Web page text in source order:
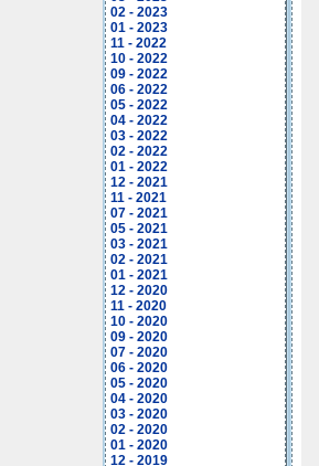
02 - 2023
01 - 2023
11 - 2022
10 - 2022
09 - 2022
06 - 2022
05 - 2022
04 - 2022
03 - 2022
02 - 2022
01 - 2022
12 - 2021
11 - 2021
07 - 2021
05 - 2021
03 - 2021
02 - 2021
01 - 2021
12 - 2020
11 - 2020
10 - 2020
09 - 2020
07 - 2020
06 - 2020
05 - 2020
04 - 2020
03 - 2020
02 - 2020
01 - 2020
12 - 2019